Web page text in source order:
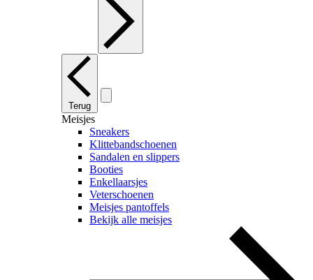
Terug
Meisjes
Sneakers
Klittebandschoenen
Sandalen en slippers
Booties
Enkellaarsjes
Veterschoenen
Meisjes pantoffels
Bekijk alle meisjes